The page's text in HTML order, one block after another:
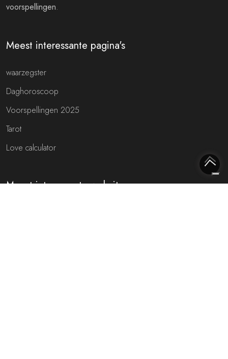
voorspellingen.
Meest interessante pagina's
waarzegster
Daghoroscoop
Voorspellingen 2025
Tarot
Love calculator
Meest interessante websites